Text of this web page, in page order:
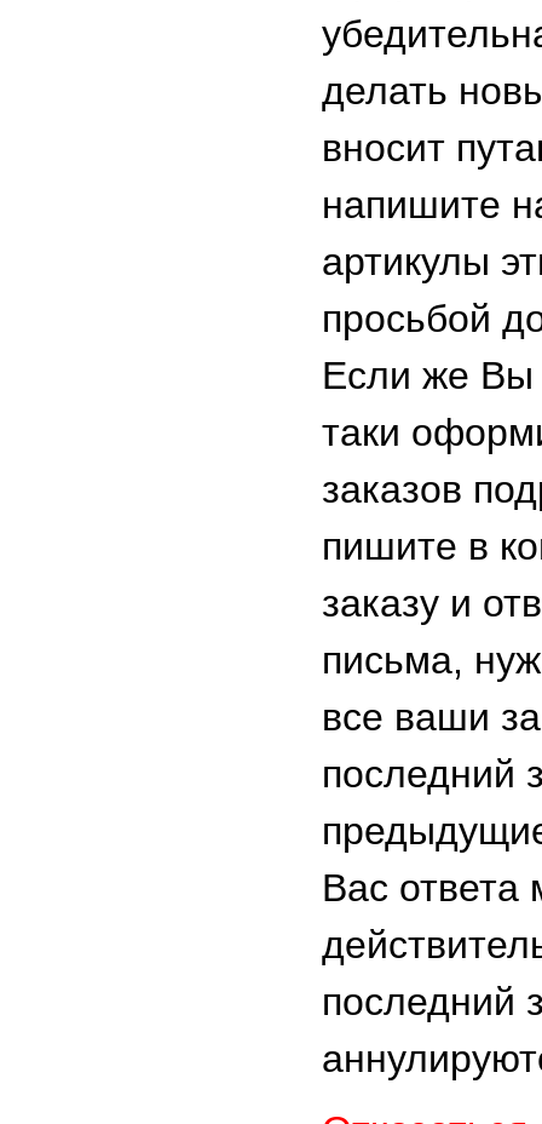
делать
вносит
напишите
артикулы
просьбой
Если же Вы
таки
заказов
пишите в
заказу и
письма,
все ваши
последний
Вас ответа
последний